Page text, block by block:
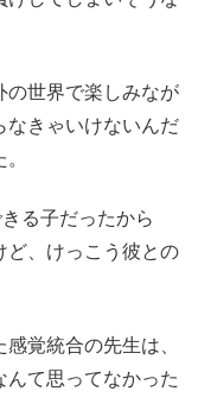
の世界で楽しみなが
なきゃいけないんだ
る子だったから
ど、けっこう彼との
覚統合の先生は、
て思ってなかった